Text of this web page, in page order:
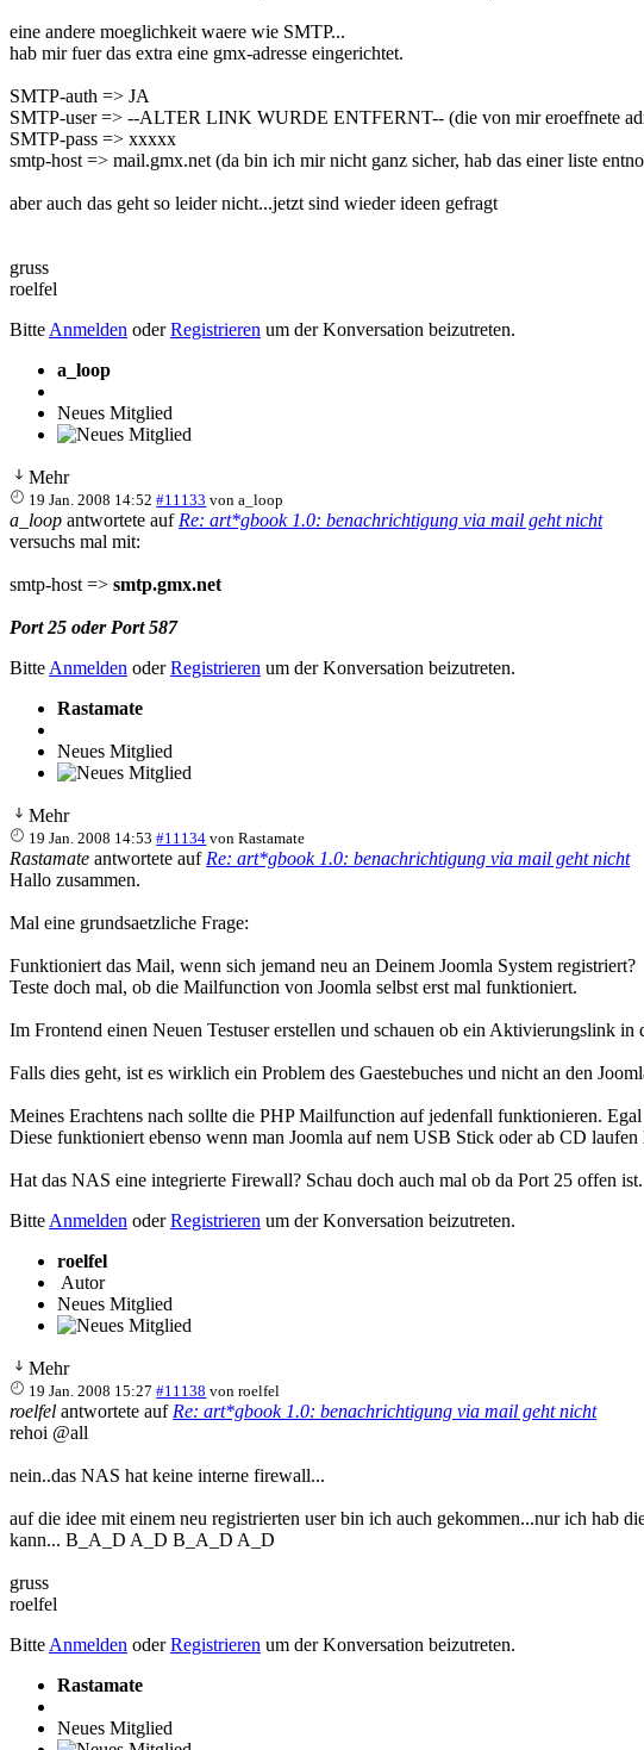
eine andere moeglichkeit waere wie SMTP...
hab mir fuer das extra eine gmx-adresse eingerichtet.
SMTP-auth => JA
SMTP-user => --ALTER LINK WURDE ENTFERNT-- (die von mir eroeffnete
SMTP-pass => xxxxx
smtp-host => mail.gmx.net (da bin ich mir nicht ganz sicher, hab das einer liste
aber auch das geht so leider nicht...jetzt sind wieder ideen gefragt
gruss
roelfel
Bitte Anmelden oderRegistrieren um der Konversation beizutreten.
a_loop
Neues Mitglied
Mehr
19 Jan. 2008 14:52 #11133 vona_loop
a_loop antwortete auf Re: art*gbook 1.0: benachrichtigung via mail geht nicht
versuchs mal mit:
smtp-host => smtp.gmx.net
Port 25 oder Port 587
Bitte Anmelden oderRegistrieren um der Konversation beizutreten.
Rastamate
Neues Mitglied
Mehr
19 Jan. 2008 14:53 #11134 vonRastamate
Rastamate antwortete auf Re: art*gbook 1.0: benachrichtigung via mail geht nicht
Hallo zusammen.
Mal eine grundsaetzliche Frage:
Funktioniert das Mail, wenn sich jemand neu an Deinem Joomla System registriert?
Teste doch mal, ob die Mailfunction von Joomla selbst erst mal funktioniert.
Im Frontend einen Neuen Testuser erstellen und schauen ob ein Aktivierungslink
Falls dies geht, ist es wirklich ein Problem des Gaestebuches und nicht an den
Meines Erachtens nach sollte die PHP Mailfunction auf jedenfall funktionieren.
Diese funktioniert ebenso wenn man Joomla auf nem USB Stick oder ab CD
Hat das NAS eine integrierte Firewall? Schau doch auch mal ob da Port 25 offen
Bitte Anmelden oderRegistrieren um der Konversation beizutreten.
roelfel
Autor
Neues Mitglied
Mehr
19 Jan. 2008 15:27 #11138 vonroelfel
roelfel antwortete auf Re: art*gbook 1.0: benachrichtigung via mail geht nicht
rehoi @all
nein..das NAS hat keine interne firewall...
auf die idee mit einem neu registrierten user bin ich auch gekommen...nur ich hab
kann... B_A_D A_D B_A_D A_D
gruss
roelfel
Bitte Anmelden oderRegistrieren um der Konversation beizutreten.
Rastamate
Neues Mitglied